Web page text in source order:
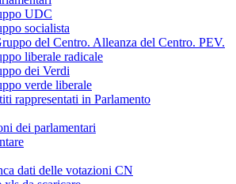
UDC
socialista
del Centro. Alleanza del Centro. PEV.
liberale radicale
dei Verdi
verde liberale
rappresentati in Parlamento
dei parlamentari
dati delle votazioni CN